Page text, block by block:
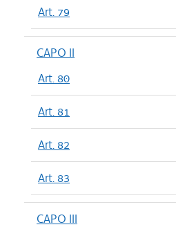
Art. 79
CAPO II
Art. 80
Art. 81
Art. 82
Art. 83
CAPO III